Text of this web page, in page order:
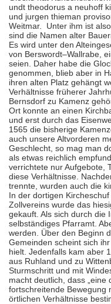
undt theodorus a neuhoff
und jurgen thieman
Weitmar.
Unter ihm ist
sind die Namen alter
Es wird unter den
von Berswordt–Wallrabe,
seien. Daher habe die
genommen, blieb aber in
ihren alten Platz gehängt
Verhältnisse früherer
Bernsdorf zu Kamenz
Ort konnte an einen
und erst durch das
1565 die bisherige
auch unsere Altvorderen
Geschlecht, so mag man
als etwas reichlich
verrichtete nur Aufgebote,
diese Verhältnisse.
trennte, wurden auch die
In der dortigen Kircheschuf
Zollvereins wurde das
gekauft. Als sich durch die
selbständiges Pfarramt.
werden. Über den Beginn
Gemeinden scheint sich
hielt. Jedenfalls kam aber
aus Ruhland und zu
Sturmschritt und mit
macht deutlich, dass
fortschreitende Bewegung
örtlichen Verhältnisse